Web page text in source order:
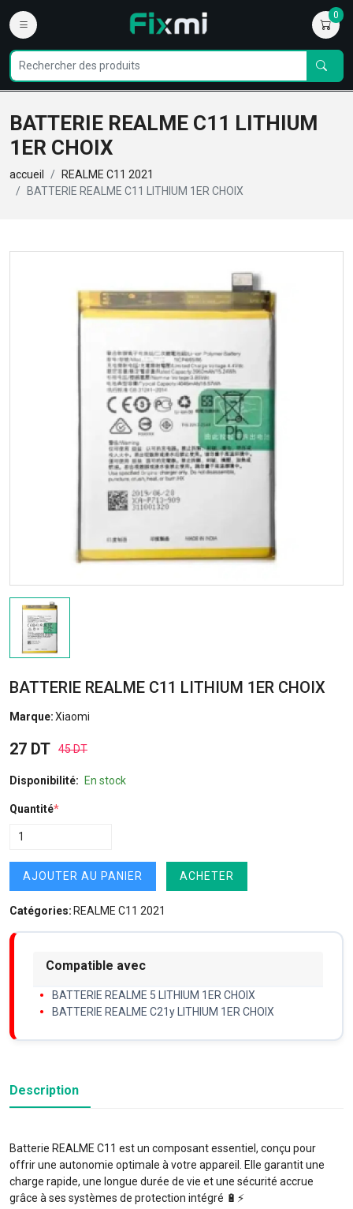
0
BATTERIE REALME C11 LITHIUM
1ER CHOIX
accueil
REALME C11 2021
BATTERIE REALME C11 LITHIUM 1ER CHOIX
BATTERIE REALME C11 LITHIUM 1ER CHOIX
Marque:Xiaomi
27 DT 45 DT
Disponibilité: En stock
Quantité*
AJOUTER AU PANIER ACHETER
Catégories: REALME C11 2021
Compatible avec
BATTERIE REALME 5 LITHIUM 1ER CHOIX
BATTERIE REALME C21y LITHIUM 1ER CHOIX
Description
Batterie REALME C11 est un composant essentiel, conçu pour
offrir une autonomie optimale à votre appareil. Elle garantit une
charge rapide, une longue durée de vie et une sécurité accrue
grâce à ses systèmes de protection intégré 🔋⚡️